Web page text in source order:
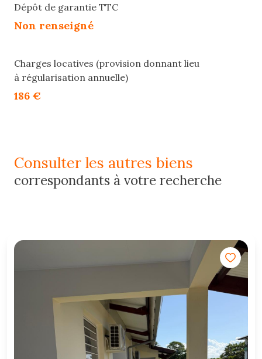
Dépôt de garantie TTC
Non renseigné
Charges locatives (provision donnant lieu
à régularisation annuelle)
186 €
consulter les autres biens
correspondants à votre recherche